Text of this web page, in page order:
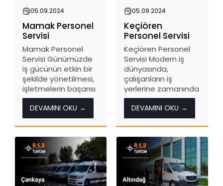
05.09.2024
Mamak Personel
Servisi
Mamak Personel
Servisi Günümüzde
iş gücünün etkin bir
şekilde yönetilmesi,
işletmelerin başarısı
için kritik öneme
sahiptir. Mamak
Personel Servisi,
çalışanların
zamanında ve
güvenli bir şekilde iş
yerlerine ulaşımını
sağlamak amacıyla
sunulan önemli bir
DEVAMINI OKU →
05.09.2024
Keçiören
Personel Servisi
Keçiören Personel
Servisi Modern iş
dünyasında,
çalışanların iş
yerlerine zamanında
ve güvenli bir şekilde
ulaşımı, işletmelerin
verimliliği ve
operasyonel
başarıları için büyük
önem taşır. Keçiören
Personel Servisi, bu
ihtiyacı karşılamak
üzere tasarlanmış
DEVAMINI OKU →